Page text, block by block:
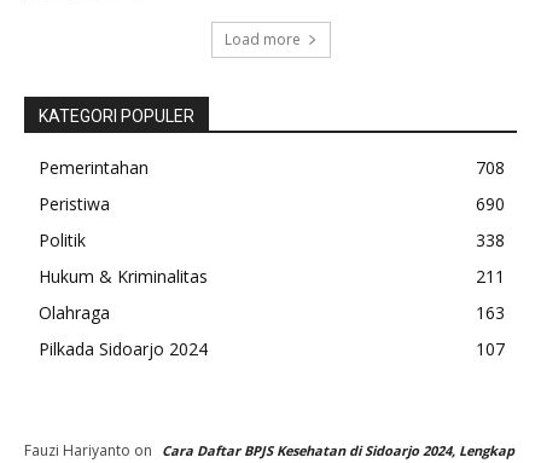
Load more
KATEGORI POPULER
Pemerintahan
708
Peristiwa
690
Politik
338
Hukum & Kriminalitas
211
Olahraga
163
Pilkada Sidoarjo 2024
107
Fauzi Hariyanto on
Cara Daftar BPJS Kesehatan di Sidoarjo 2024, Lengkap